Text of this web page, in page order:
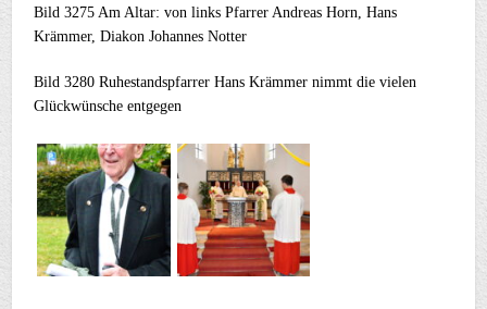
Bild 3275 Am Altar: von links Pfarrer Andreas Horn, Hans
Krämmer, Diakon Johannes Notter
Bild 3280 Ruhestandspfarrer Hans Krämmer nimmt die vielen
Glückwünsche entgegen